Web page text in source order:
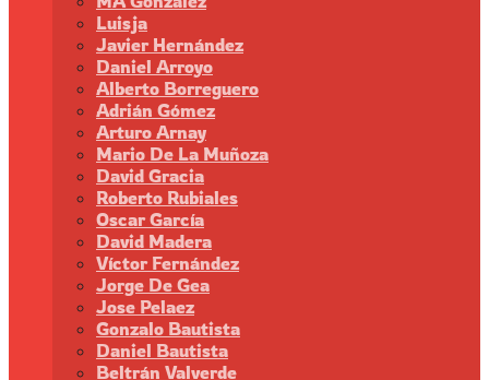
Luisja
Javier Hernández
Daniel Arroyo
Alberto Borreguero
Adrián Gómez
Arturo Arnay
Mario De La Muñoza
David Gracia
Roberto Rubiales
Oscar García
David Madera
Víctor Fernández
Jorge De Gea
Jose Pelaez
Gonzalo Bautista
Daniel Bautista
Beltrán Valverde